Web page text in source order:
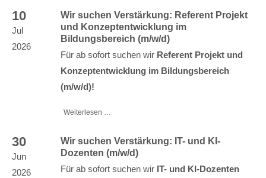
10
Jul
2026
Wir suchen Verstärkung: Referent Projekt
und Konzeptentwicklung im
Bildungsbereich (m/w/d)
Für ab sofort suchen wir Referent Projekt und
Konzeptentwicklung im Bildungsbereich
(m/w/d)!
Weiterlesen …
30
Jun
2026
Wir suchen Verstärkung: IT- und KI-
Dozenten (m/w/d)
Für ab sofort suchen wir IT- und KI-Dozenten